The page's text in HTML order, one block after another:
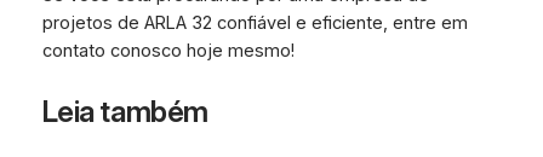
projetos de ARLA 32 confiável e eficiente, entre em
contato conosco hoje mesmo!
Leia também